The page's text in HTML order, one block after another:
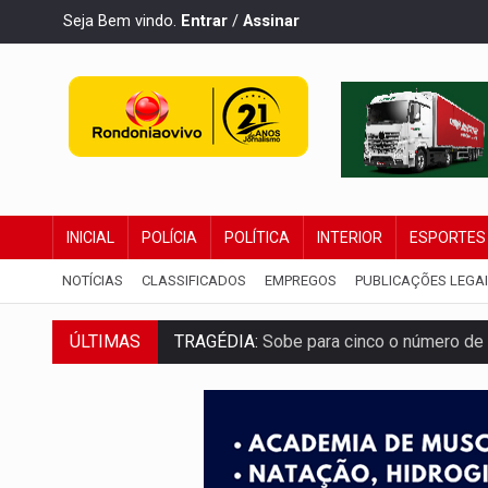
Seja Bem vindo. Entrar / Assinar
INICIAL POLÍCIA POLÍTICA INTERIOR ESPORTES
NOTÍCIAS CLASSIFICADOS EMPREGOS PUBLICAÇÕES
ÚLTIMAS TRAGÉDIA: Sobe para cinco o número
TRANSPORTE DE ARROZ:MPF
DEEPFAKE: Sancionada lei contra
COLEGIADO:Brasil e Rússia discutem